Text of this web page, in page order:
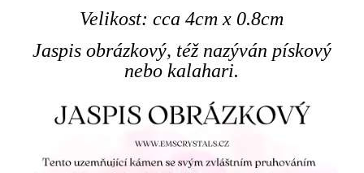
Velikost: cca 4cm x 0.8cm
Jaspis obrázkový, též nazýván pískový
nebo kalahari.